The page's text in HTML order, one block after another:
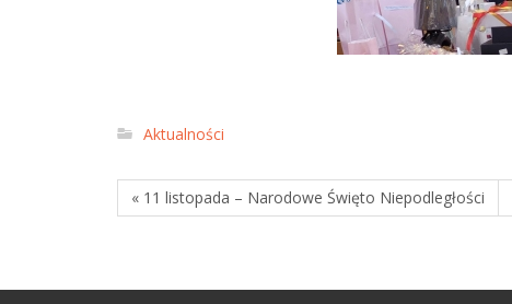
Aktualności
« 11 listopada – Narodowe Święto Niepodległości